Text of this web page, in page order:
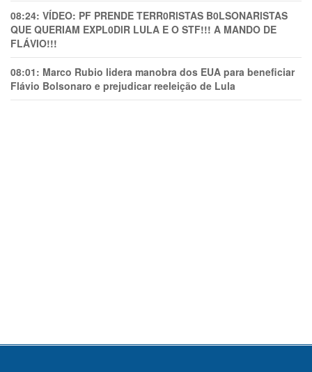
08:24: VÍDEO: PF PRENDE TERR0RlSTAS B0LSONARlSTAS
QUE QUERIAM EXPL0DlR LULA E O STF!!! A MANDO DE
FLÁVIO!!!
08:01: Marco Rubio lidera manobra dos EUA para beneficiar
Flávio Bolsonaro e prejudicar reeleição de Lula